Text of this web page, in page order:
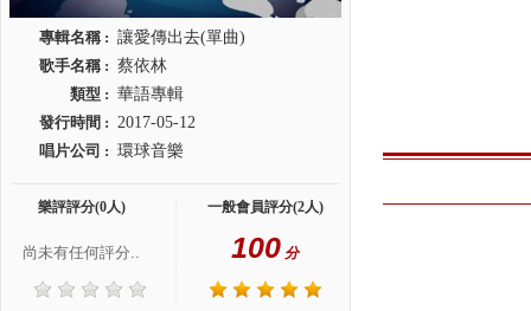
專輯名稱 : 讓愛傳出去(單曲)
歌手名稱 : 蔡依林
類型 : 華語專輯
發行時間 : 2017-05-12
唱片公司 : 環球音樂
樂評評分(0人)
尚未有任何評分..
一般會員評分(2人)
100 分